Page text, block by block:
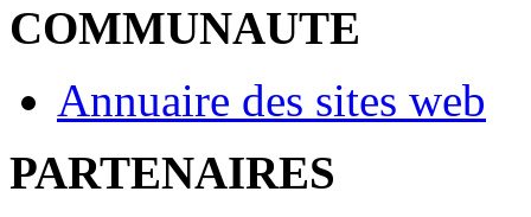
COMMUNAUTE
Annuaire des sites web
PARTENAIRES